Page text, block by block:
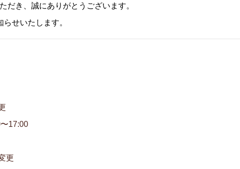
だき、誠にありがとうございます。
せいたします。
17:00
更